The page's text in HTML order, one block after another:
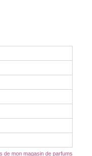
de mon magasin de parfums